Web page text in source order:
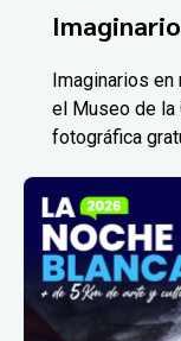
Imaginarios
el Museo de la
fotográfica